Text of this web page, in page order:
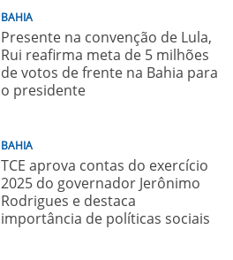
BAHIA
Presente na convenção de Lula,
Rui reafirma meta de 5 milhões
de votos de frente na Bahia para
o presidente
BAHIA
TCE aprova contas do exercício
2025 do governador Jerônimo
Rodrigues e destaca
importância de políticas sociais